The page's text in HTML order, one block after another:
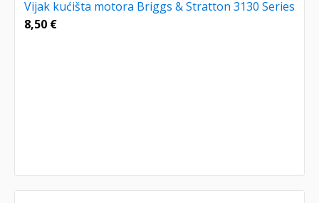
Vijak kućišta motora Briggs & Stratton 3130 Series
8,50 €